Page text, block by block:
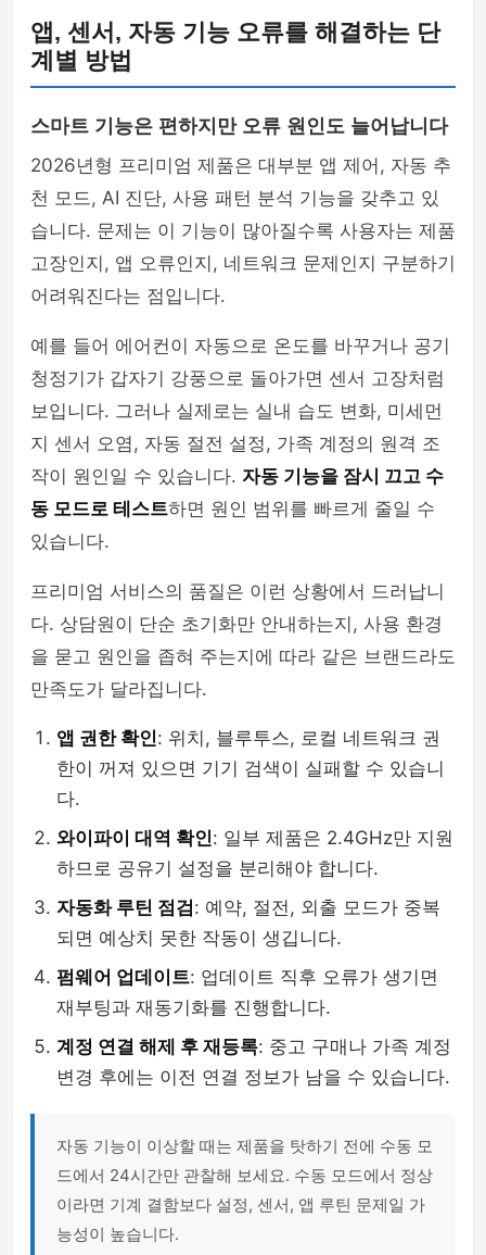
앱, 센서, 자동 기능 오류를 해결하는 단
계별 방법
스마트 기능은 편하지만 오류 원인도 늘어납니다
2026년형 프리미엄 제품은 대부분 앱 제어, 자동 추
천 모드, AI 진단, 사용 패턴 분석 기능을 갖추고 있
습니다. 문제는 이 기능이 많아질수록 사용자는 제품
고장인지, 앱 오류인지, 네트워크 문제인지 구분하기
어려워진다는 점입니다.
예를 들어 에어컨이 자동으로 온도를 바꾸거나 공기
청정기가 갑자기 강풍으로 돌아가면 센서 고장처럼
보입니다. 그러나 실제로는 실내 습도 변화, 미세먼
지 센서 오염, 자동 절전 설정, 가족 계정의 원격 조
작이 원인일 수 있습니다. 자동 기능을 잠시 끄고 수
동 모드로 테스트하면 원인 범위를 빠르게 줄일 수
있습니다.
프리미엄 서비스의 품질은 이런 상황에서 드러납니
다. 상담원이 단순 초기화만 안내하는지, 사용 환경
을 묻고 원인을 좁혀 주는지에 따라 같은 브랜드라도
만족도가 달라집니다.
앱 권한 확인: 위치, 블루투스, 로컬 네트워크 권
한이 꺼져 있으면 기기 검색이 실패할 수 있습니
다.
와이파이 대역 확인: 일부 제품은 2.4GHz만 지원
하므로 공유기 설정을 분리해야 합니다.
자동화 루틴 점검: 예약, 절전, 외출 모드가 중복
되면 예상치 못한 작동이 생깁니다.
펌웨어 업데이트: 업데이트 직후 오류가 생기면
재부팅과 재동기화를 진행합니다.
계정 연결 해제 후 재등록: 중고 구매나 가족 계정
변경 후에는 이전 연결 정보가 남을 수 있습니다.
자동 기능이 이상할 때는 제품을 탓하기 전에 수동 모
드에서 24시간만 관찰해 보세요. 수동 모드에서 정상
이라면 기계 결함보다 설정, 센서, 앱 루틴 문제일 가
능성이 높습니다.